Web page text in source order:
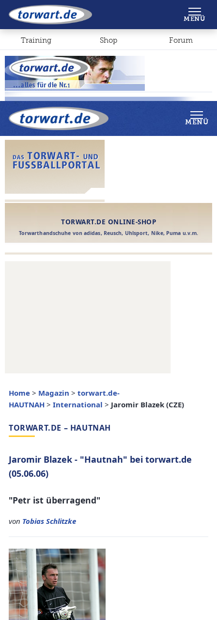
Shop Forum
MENÜ
Home > Magazin > torwart.de-
HAUTNAH > International > Jaromir Blazek (CZE)
TORWART.DE – HAUTNAH
Jaromir Blazek - "Hautnah" bei torwart.de
(05.06.06)
"Petr ist überragend"
von Tobias Schlitzke